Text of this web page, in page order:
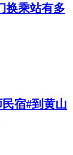
换乘站有多
宿#到黄山